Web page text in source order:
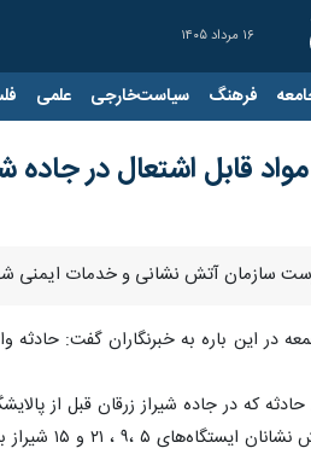
۱۶ مرداد ۱۴۰۵
فرهنگ سیاست‌خارجی علمی
قابل اشتعال در جاده
سازمان آتش نشانی و خدمات ایمنی
که در جاده شیراز زرقان قبل از
۱۵ شیراز با ۶ خودرو عملیاتی به محل حادثه اعزام شدند.